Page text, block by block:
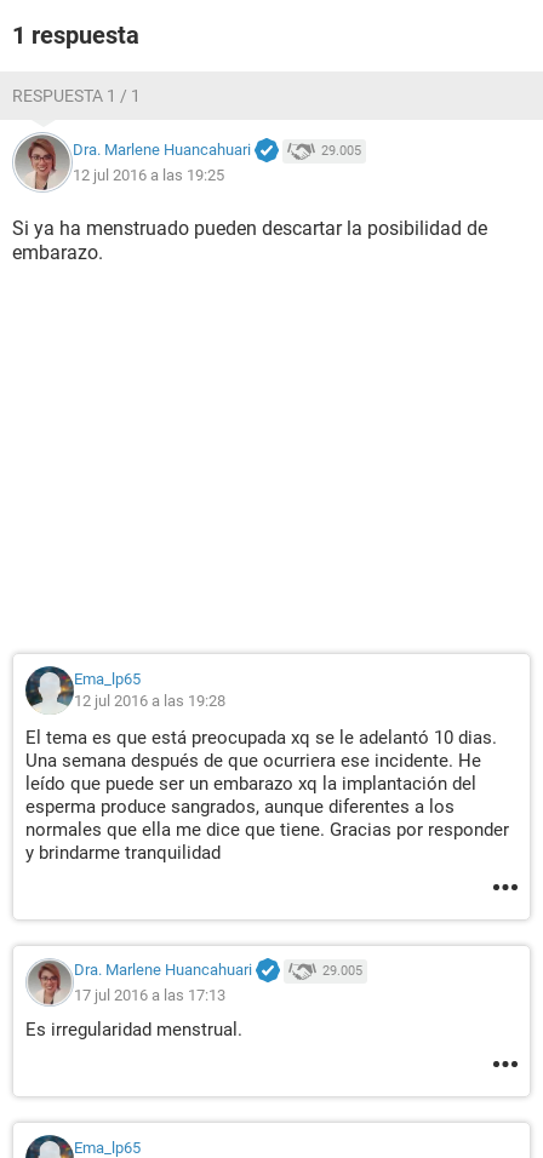
1 respuesta
RESPUESTA 1 / 1
Dra. Marlene Huancahuari 29.005
12 jul 2016 a las 19:25
Si ya ha menstruado pueden descartar la posibilidad de
embarazo.
Ema_lp65
12 jul 2016 a las 19:28
El tema es que está preocupada xq se le adelantó 10 dias.
Una semana después de que ocurriera ese incidente. He
leído que puede ser un embarazo xq la implantación del
esperma produce sangrados, aunque diferentes a los
normales que ella me dice que tiene. Gracias por responder
y brindarme tranquilidad
Dra. Marlene Huancahuari 29.005
17 jul 2016 a las 17:13
Es irregularidad menstrual.
Ema_lp65